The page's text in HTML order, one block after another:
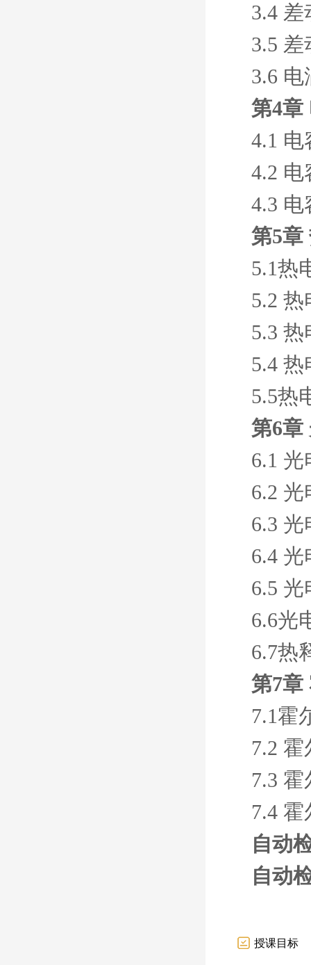
3.4
3.5
3.6
第4章
4.1
4.2
4.3
第5章
5.1热
5.2
5.3
5.4
5.5热
第6章
6.1
6.2
6.3
6.4
6.5
6.6光
6.7热
第7章
7.1霍
7.2
7.3
7.4
自动
自动
授课目标